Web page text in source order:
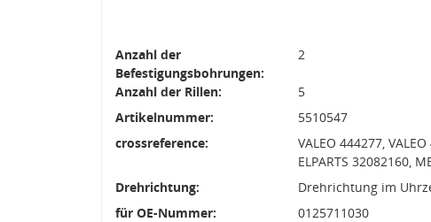
Anzahl der
Befestigungsbohrungen:
2
Anzahl der Rillen:
5
Artikelnummer:
5510547
crossreference:
VALEO 444277,
ELPARTS 32082160,
Drehrichtung:
Drehrichtung im
für OE-Nummer:
0125711030